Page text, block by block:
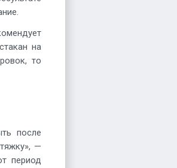
на
то
после
—
период